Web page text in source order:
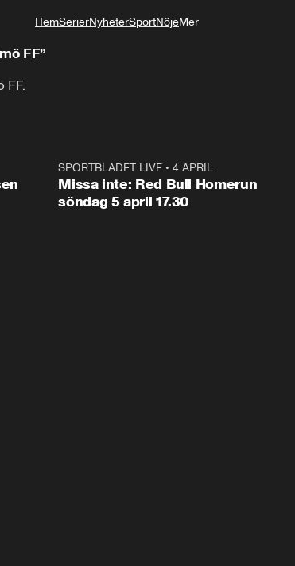
HemSerierNyheterSportNöjeMer
FF”
FF.
1:03SPORTBLADET LIVE •4 APRIL
Missa inte: Red Bull Homerun
söndag 5 april 17.30